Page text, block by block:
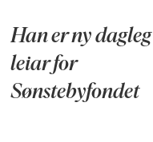
Han er ny dagleg
leiar for
Sønstebyfondet